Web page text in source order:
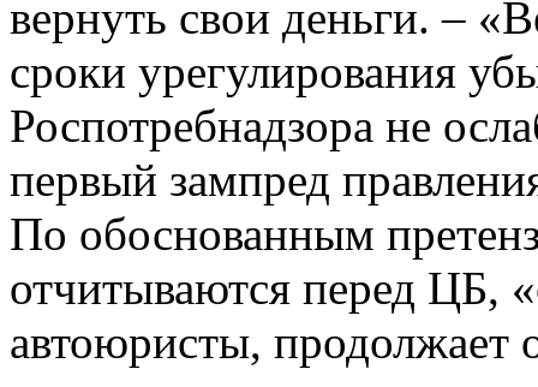
вернуть свои деньги. –
сроки урегулирования
Роспотребнадзора не
первый зампред
По обоснованным
отчитываются перед ЦБ,
автоюристы, продолжает